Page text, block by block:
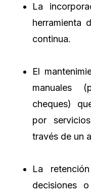
La
herramienta
continua.
El
manuales
cheques)
por
través de un
La
decisiones